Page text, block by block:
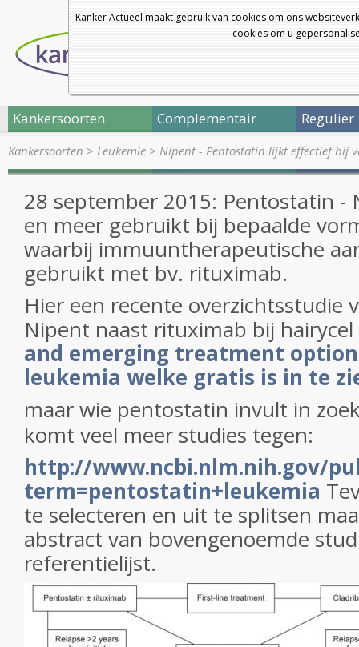
Kanker Actueel maakt gebruik van cookies om ons
cookies om u
Kankersoorten Complementair Regulier
Kankersoorten > Leukemie > Nipent - Pentostatin lijkt effectief bij
28 september 2015: Pentostatin -
en meer gebruikt bij bepaalde
waarbij immuuntherapeutische
gebruikt met bv. rituximab.
Hier een recente overzichtsstudie
Nipent naast rituximab bij
and emerging treatment
leukemia welke gratis is in te
maar wie pentostatin invult in
komt veel meer studies tegen:
http://www.ncbi.nlm.nih.gov/
term=pentostatin+leukemia
te selecteren en uit te splitsen
abstract van bovengenoemde
referentielijst.